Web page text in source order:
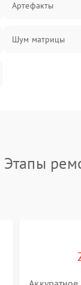
Артефакты
Шум матрицы
Этапы